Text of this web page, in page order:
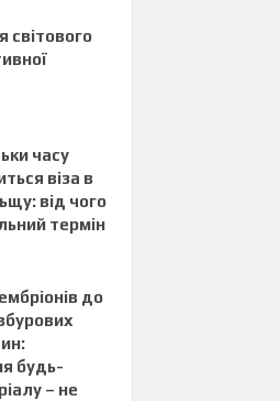
світового
часу
віза в
від чого
термін
до
будь-
– не